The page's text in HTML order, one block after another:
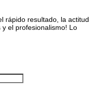
rápido resultado, la actitud
el profesionalismo! Lo